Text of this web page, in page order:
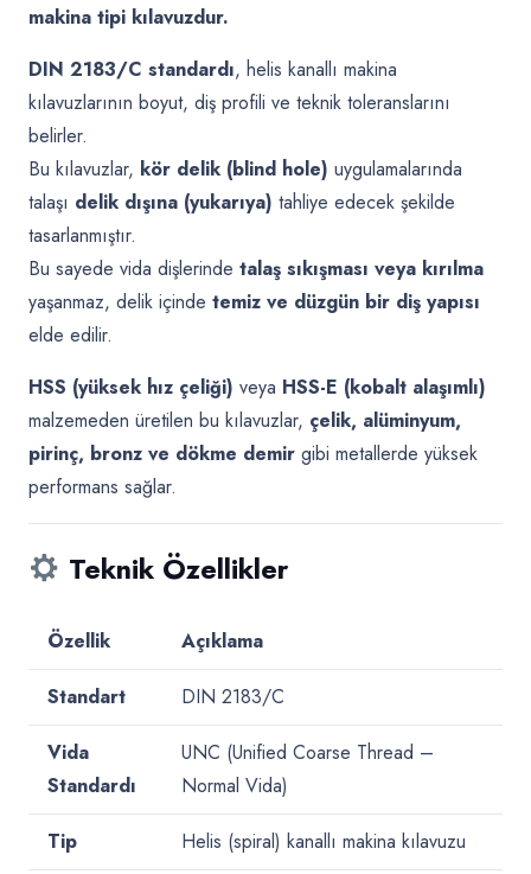
makina tipi kılavuzdur.
DIN 2183/C standardı, helis kanallı makina
kılavuzlarının boyut, diş profili ve teknik toleranslarını
belirler.
Bu kılavuzlar, kör delik (blind hole) uygulamalarında
talaşı delik dışına (yukarıya) tahliye edecek şekilde
tasarlanmıştır.
Bu sayede vida dişlerinde talaş sıkışması veya kırılma
yaşanmaz, delik içinde temiz ve düzgün bir diş yapısı
elde edilir.
HSS (yüksek hız çeliği) veya HSS-E (kobalt alaşımlı)
malzemeden üretilen bu kılavuzlar, çelik, alüminyum,
pirinç, bronz ve dökme demir gibi metallerde yüksek
performans sağlar.
Teknik Özellikler
Özellik Açıklama
Standart DIN 2183/C
Vida
Standardı
UNC (Unified Coarse Thread –
Normal Vida)
Tip Helis (spiral) kanallı makina kılavuzu